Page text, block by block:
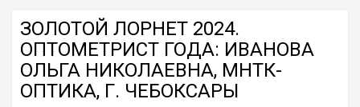
ЗОЛОТОЙ ЛОРНЕТ 2024.
ОПТОМЕТРИСТ ГОДА: ИВАНОВА
ОЛЬГА НИКОЛАЕВНА, МНТК-
ОПТИКА, Г. ЧЕБОКСАРЫ